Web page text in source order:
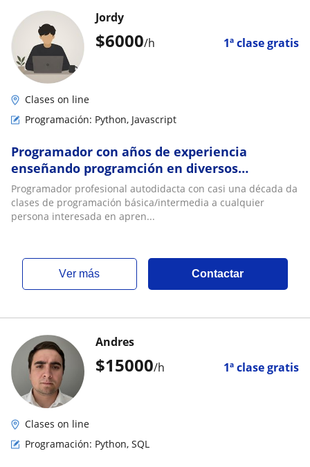
$6000/h 1ª clase gratis
Jordy
Clases on line
Programación: Python, Javascript
Programador con años de experiencia
enseñando programción en diversos
lenguajes para alumnos de todas las edades
Programador profesional autodidacta con casi una década da
clases de programación básica/intermedia a cualquier
persona interesada en apren...
ver más Contactar
$15000/h 1ª clase gratis
Andres
Clases on line
Programación: Python, SQL